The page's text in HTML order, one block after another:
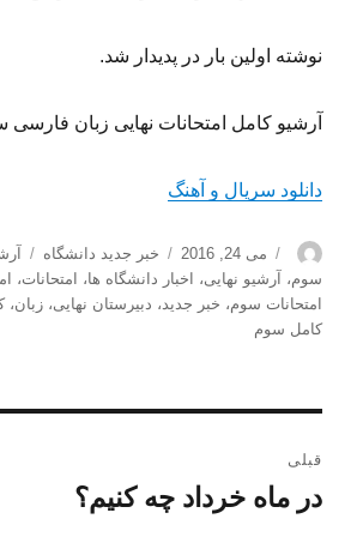
نوشته اولین بار در پدیدار شد.
آرشیو کامل امتحانات نهایی زبان فارسی
دانلود سریال و آهنگ
نویسنده
ارسال
شده
در
می 24, 2016 دسته‌ها
خبر جدید دانشگاه
سوم، آرشیو نهایی، اخبار دانشگاه ها، امتحانات،
امتحانات سوم، خبر جدید، دبیرستان نهایی،زبان،
کامل سوم
نوشته
قبلی
نوشته
در ماه خرداد چه کنیم؟